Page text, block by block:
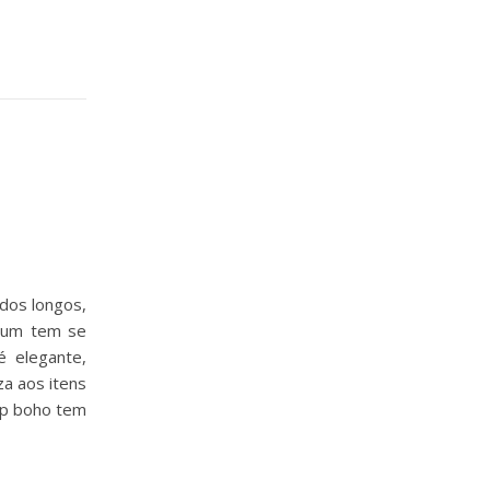
longos,
tem se
elegante,
aos itens
boho tem